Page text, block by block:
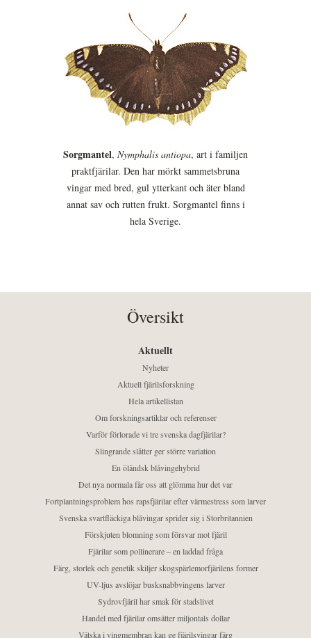
Sorgmantel, Nymphalis antiopa, art i familjen
praktfjärilar. Den har mörkt sammetsbruna
vingar med bred, gul ytterkant och äter bland
annat sav och rutten frukt. Sorgmantel finns i
hela Sverige.
Översikt
Aktuellt
Nyheter
Aktuell fjärilsforskning
Hela artikellistan
Om forskningsartiklar och referenser
Varför förlorade vi tre svenska dagfjärilar?
Slingrande slåtter ger större variation
En öländsk blåvingehybrid
Det nya normala får oss att glömma hur det var
Fortplantningsproblem hos rapsfjärilar efter värmestress som larver
Svenska svartfläckiga blåvingar sprider sig i Storbritannien
Förskjuten blomning som försvar mot fjäril
Fjärilar som pollinerare – en laddad fråga
Färg, storlek och genetik skiljer skogspärlemorfjärilens former
UV-ljus avslöjar busksnabbvingens larver
Sydrovfjäril har smak för stadslivet
Handel med fjärilar omsätter miljontals dollar
Vätska i vingmembran kan ge fjärilsvingar färg